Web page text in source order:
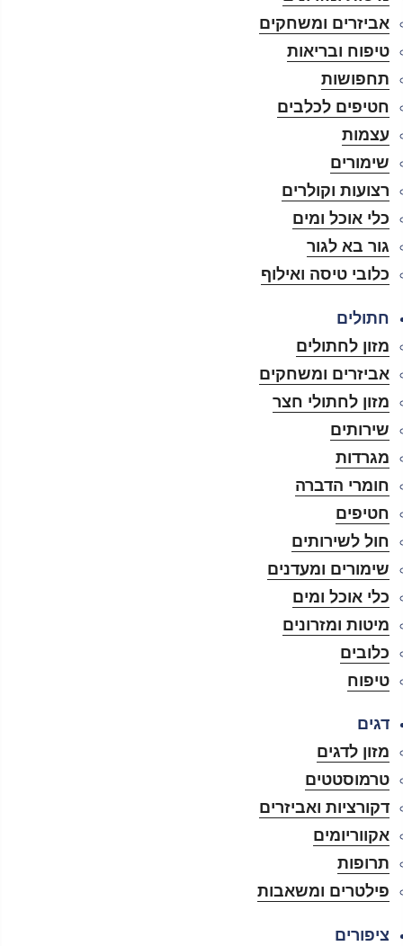
אביזרים ומשחקים
טיפוח ובריאות
תחפושות
חטיפים לכלבים
עצמות
שימורים
רצועות וקולרים
כלי אוכל ומים
גור בא לגור
כלובי טיסה ואילוף
חתולים
מזון לחתולים
אביזרים ומשחקים
מזון לחתולי חצר
שירותים
מגרדות
חומרי הדברה
חטיפים
חול לשירותים
שימורים ומעדנים
כלי אוכל ומים
מיטות ומזרונים
כלובים
טיפוח
דגים
מזון לדגים
טרמוסטטים
דקורציות ואביזרים
אקווריומים
תרופות
פילטרים ומשאבות
ציפורים